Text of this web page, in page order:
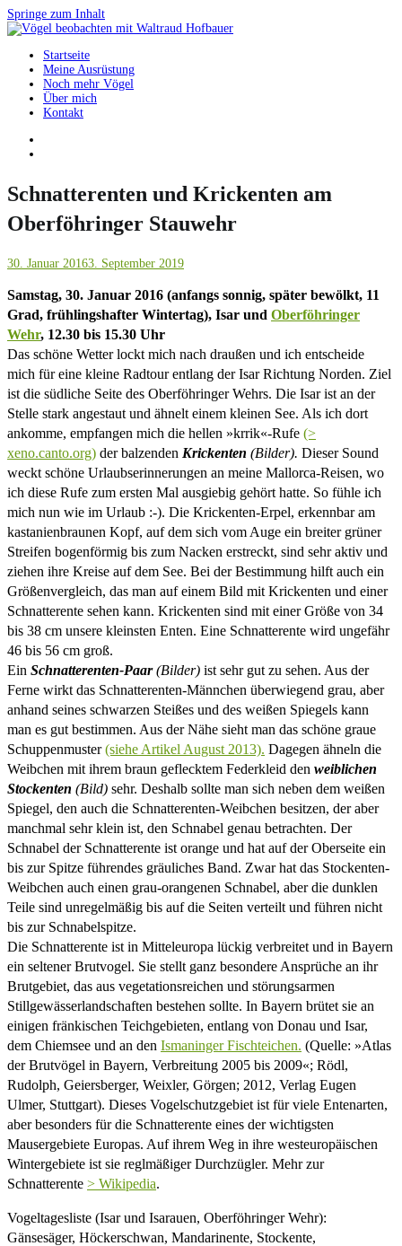
Springe zum Inhalt
Vögel beobachten mit Waltraud Hofbauer
Startseite
Meine Ausrüstung
Noch mehr Vögel
Über mich
Kontakt
Schnatterenten und Krickenten am
Oberföhringer Stauwehr
30. Januar 20163. September 2019
Samstag, 30. Januar 2016 (anfangs sonnig, später bewölkt, 11
Grad, frühlingshafter Wintertag), Isar und Oberföhringer
Wehr, 12.30 bis 15.30 Uhr
Das schöne Wetter lockt mich nach draußen und ich entscheide
mich für eine kleine Radtour entlang der Isar Richtung Norden. Ziel
ist die südliche Seite des Oberföhringer Wehrs. Die Isar ist an der
Stelle stark angestaut und ähnelt einem kleinen See. Als ich dort
ankomme, empfangen mich die hellen »krrik«-Rufe (>
xeno.canto.org) der balzenden Krickenten (Bilder). Dieser Sound
weckt schöne Urlaubserinnerungen an meine Mallorca-Reisen, wo
ich diese Rufe zum ersten Mal ausgiebig gehört hatte. So fühle ich
mich nun wie im Urlaub :-). Die Krickenten-Erpel, erkennbar am
kastanienbraunen Kopf, auf dem sich vom Auge ein breiter grüner
Streifen bogenförmig bis zum Nacken erstreckt, sind sehr aktiv und
ziehen ihre Kreise auf dem See. Bei der Bestimmung hilft auch ein
Größenvergleich, das man auf einem Bild mit Krickenten und einer
Schnatterente sehen kann. Krickenten sind mit einer Größe von 34
bis 38 cm unsere kleinsten Enten. Eine Schnatterente wird ungefähr
46 bis 56 cm groß.
Ein Schnatterenten-Paar(Bilder) ist sehr gut zu sehen. Aus der
Ferne wirkt das Schnatterenten-Männchen überwiegend grau, aber
anhand seines schwarzen Steißes und des weißen Spiegels kann
man es gut bestimmen. Aus der Nähe sieht man das schöne graue
Schuppenmuster(siehe Artikel August 2013). Dagegen ähneln die
Weibchen mit ihrem braun geflecktem Federkleid den weiblichen
Stockenten (Bild) sehr. Deshalb sollte man sich neben dem weißen
Spiegel, den auch die Schnatterenten-Weibchen besitzen, der aber
manchmal sehr klein ist, den Schnabel genau betrachten. Der
Schnabel der Schnatterente ist orange und hat auf der Oberseite ein
bis zur Spitze führendes gräuliches Band. Zwar hat das Stockenten-
Weibchen auch einen grau-orangenen Schnabel, aber die dunklen
Teile sind unregelmäßig bis auf die Seiten verteilt und führen nicht
bis zur Schnabelspitze.
Die Schnatterente ist in Mitteleuropa lückig verbreitet und in Bayern
ein seltener Brutvogel. Sie stellt ganz besondere Ansprüche an ihr
Brutgebiet, das aus vegetationsreichen und störungsarmen
Stillgewässerlandschaften bestehen sollte. In Bayern brütet sie an
einigen fränkischen Teichgebieten, entlang von Donau und Isar,
dem Chiemsee und an den Ismaninger Fischteichen. (Quelle: »Atlas
der Brutvögel in Bayern, Verbreitung 2005 bis 2009«; Rödl,
Rudolph, Geiersberger, Weixler, Görgen; 2012, Verlag Eugen
Ulmer, Stuttgart). Dieses Vogelschutzgebiet ist für viele Entenarten,
aber besonders für die Schnatterente eines der wichtigsten
Mausergebiete Europas. Auf ihrem Weg in ihre westeuropäischen
Wintergebiete ist sie reglmäßiger Durchzügler. Mehr zur
Schnatterente > Wikipedia.
Vogeltagesliste (Isar und Isarauen, Oberföhringer Wehr):
Gänsesäger, Höckerschwan, Mandarinente, Stockente,